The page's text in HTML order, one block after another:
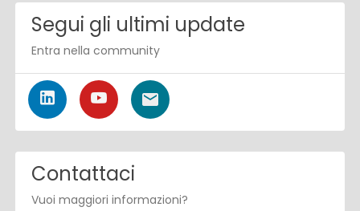
Segui gli ultimi update
Entra nella community
Contattaci
Vuoi maggiori informazioni?